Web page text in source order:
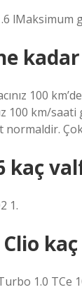
lMaksimum
100
100 km/
kaç
1.
1.0 TCe